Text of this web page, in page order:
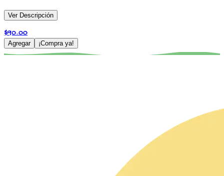
Ver Descripción
$90.00
Agregar ¡Compra ya!